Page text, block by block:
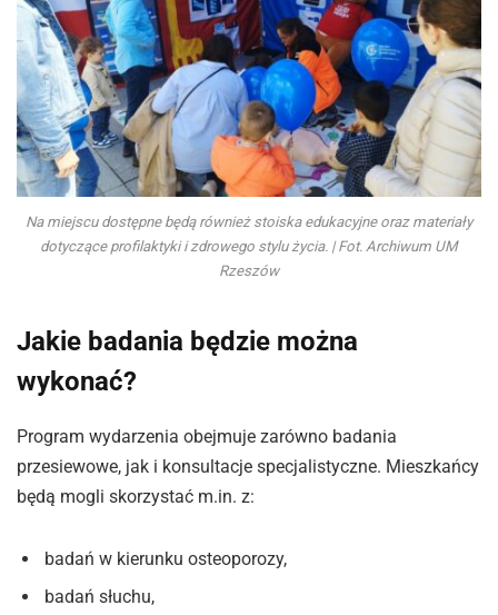
Na miejscu dostępne będą również stoiska edukacyjne oraz materiały
dotyczące profilaktyki i zdrowego stylu życia. | Fot. Archiwum UM
Rzeszów
Jakie badania będzie można
wykonać?
Program wydarzenia obejmuje zarówno badania
przesiewowe, jak i konsultacje specjalistyczne. Mieszkańcy
będą mogli skorzystać m.in. z:
badań w kierunku osteoporozy,
badań słuchu,